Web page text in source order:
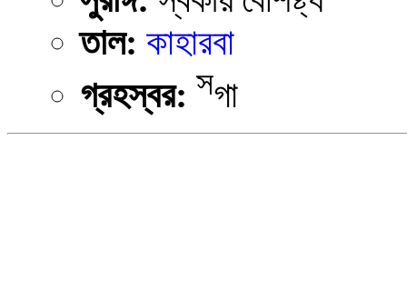
তাল: কাহারবা
গ্রহস্বর: সগা